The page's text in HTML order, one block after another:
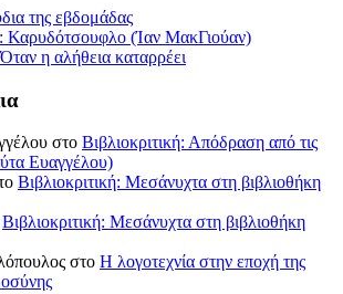
της εβδομάδας
Καρυδότσουφλο (Ίαν ΜακΓιούαν)
η αλήθεια καταρρέει
στο Βιβλιοκριτική: Απόδραση από τις
Ευαγγέλου)
Βιβλιοκριτική: Μεσάνυχτα στη βιβλιοθήκη
Βιβλιοκριτική: Μεσάνυχτα στη βιβλιοθήκη
στο Η λογοτεχνία στην εποχή της